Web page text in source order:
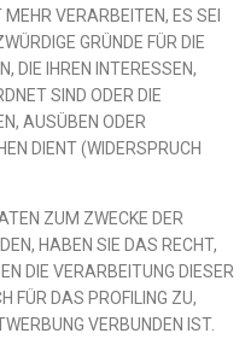
VERARBEITEN, ES SEI
GRÜNDE FÜR DIE
DIE IHREN INTERESSEN,
SIND ODER DIE
AUSÜBEN ODER
DIENT (WIDERSPRUCH
ZUM ZWECKE DER
HABEN SIE DAS RECHT,
DIE VERARBEITUNG DIESER
FÜR DAS PROFILING ZU,
VERBUNDEN IST.